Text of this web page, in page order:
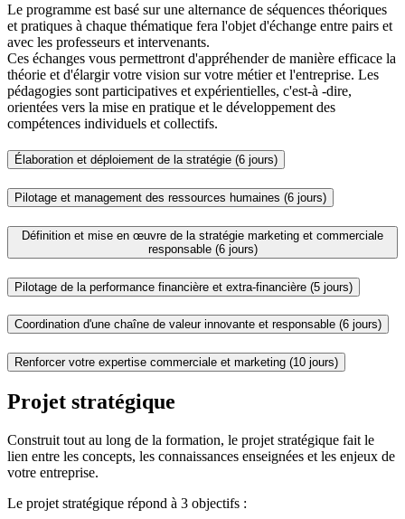
Le programme est basé sur une alternance de séquences théoriques
et pratiques à chaque thématique fera l'objet d'échange entre pairs et
avec les professeurs et intervenants.
Ces échanges vous permettront d'appréhender de manière efficace la
théorie et d'élargir votre vision sur votre métier et l'entreprise. Les
pédagogies sont participatives et expérientielles, c'est-à -dire,
orientées vers la mise en pratique et le développement des
compétences individuels et collectifs.
Élaboration et déploiement de la stratégie (6 jours)
Pilotage et management des ressources humaines (6 jours)
Définition et mise en œuvre de la stratégie marketing et commerciale
responsable (6 jours)
Pilotage de la performance financière et extra-financière (5 jours)
Coordination d'une chaîne de valeur innovante et responsable (6 jours)
Renforcer votre expertise commerciale et marketing (10 jours)
Projet stratégique
Construit tout au long de la formation, le projet stratégique fait le
lien entre les concepts, les connaissances enseignées et les enjeux de
votre entreprise.
Le projet stratégique répond à 3 objectifs :